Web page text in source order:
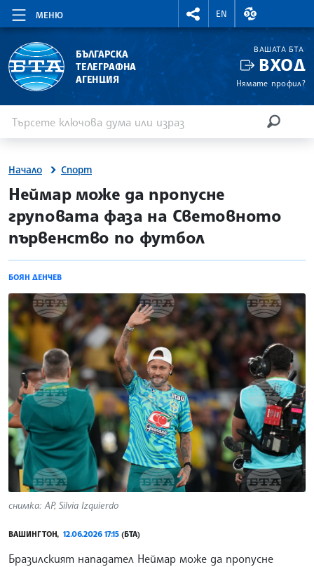
МЕНЮ
RIGHTMENU.SOCIAL
EN
ВАЛУТНИ
БЪЛГАРСКА
ТЕЛЕГРАФНА
АГЕНЦИЯ
ВАШАТА БТА
ВХОД
Нямате профил?
Начало Спорт
site.bta
Неймар може да пропусне
груповата фаза на Световното
първенство по футбол
БОЯН ДЕНЧЕВ
снимка: АР, Silvia Izquierdo
ВАШИНГТОН, 12.06.2026 17:15 (БТА)
Бразилският нападател Неймар може да пропусне